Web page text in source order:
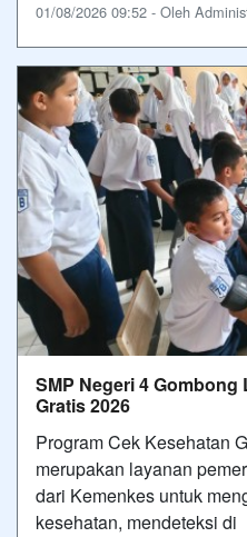
01/08/2026 09:52 - Oleh
SMP Negeri 4
Gratis 2026
Program Cek Kesehatan
merupakan layanan
dari Kemenkes untuk
kesehatan, mendeteksi di